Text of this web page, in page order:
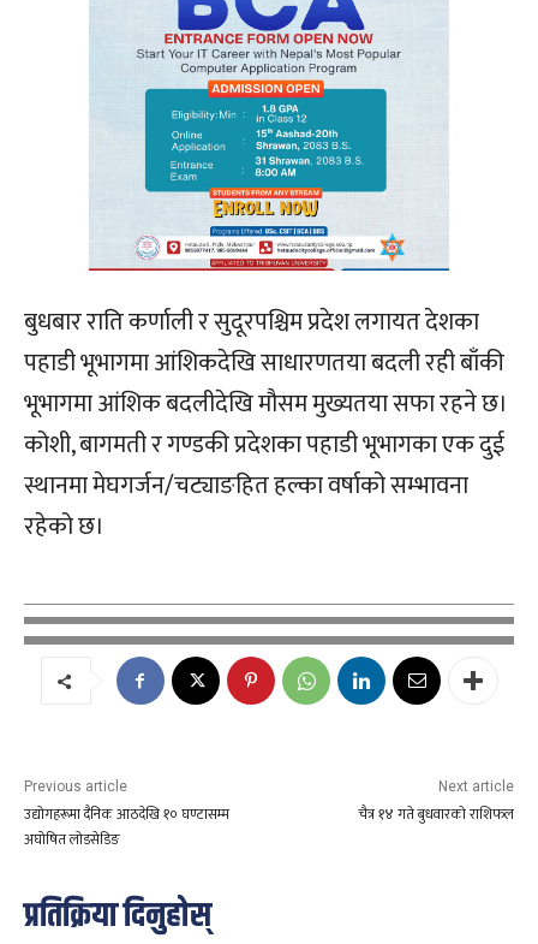
बुधबार राति कर्णाली र सुदूरपश्चिम प्रदेश लगायत देशका
पहाडी भूभागमा आंशिकदेखि साधारणतया बदली रही बाँकी
भूभागमा आंशिक बदलीदेखि मौसम मुख्यतया सफा रहने छ।
कोशी, बागमती र गण्डकी प्रदेशका पहाडी भूभागका एक दुई
स्थानमा मेघगर्जन/चट्याङहित हल्का वर्षाको सम्भावना
रहेको छ।
Previous article
उद्योगहरूमा दैनिक आठदेखि १० घण्टासम्म
अघोषित लोडसेडिङ
Next article
चैत्र १४ गते बुधवारको राशिफल
प्रतिक्रिया दिनुहोस्